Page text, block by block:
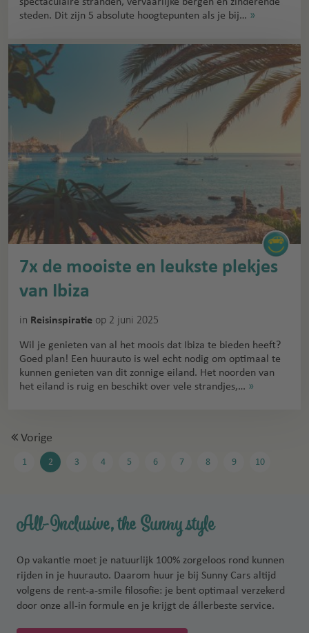
steden. Dit zijn 5 absolute hoogtepunten als je bij… »
7x de mooiste en leukste plekjes
van Ibiza
in Reisinspiratie op 2 juni 2025
Wil je genieten van al het moois dat Ibiza te bieden heeft?
Goed plan! Een huurauto is wel echt nodig om optimaal te
kunnen genieten van dit zonnige eiland. Het noorden van
het eiland is ruig en beschikt over vele strandjes,… »
Vorige
1 2 3 4 5 6 7 8 9 10
All-Inclusive, the Sunny style
Op vakantie moet je natuurlijk 100% zorgeloos rond kunnen
rijden in je huurauto. Daarom huur je bij Sunny Cars altijd
volgens de rent-a-smile filosofie: je bent optimaal verzekerd
door onze all-in formule en je krijgt de állerbeste service.